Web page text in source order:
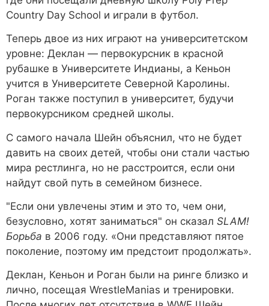
Country Day School и играли в футбол.
Теперь двое из них играют на университетском
уровне: Деклан — первокурсник в красной
рубашке в Университете Индианы, а Кеньон
учится в Университете Северной Каролины.
Роган также поступил в университет, будучи
первокурсником средней школы.
С самого начала Шейн объяснил, что не будет
давить на своих детей, чтобы они стали частью
мира рестлинга, но не расстроится, если они
найдут свой путь в семейном бизнесе.
"Если они увлечены этим и это то, чем они,
безусловно, хотят заниматься" он сказал SLAM!
Борьба в 2006 году. «Они представляют пятое
поколение, поэтому им предстоит продолжать».
Деклан, Кеньон и Роган были на ринге близко и
лично, посещая WrestleManias и тренировки.